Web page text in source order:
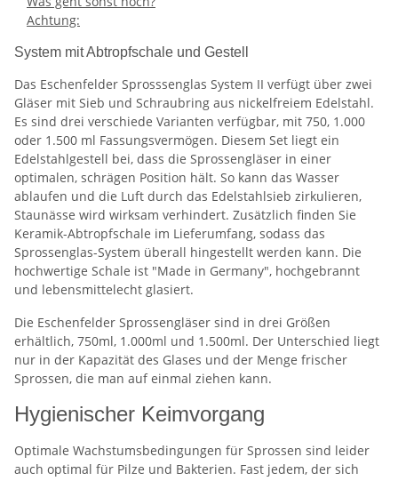
Achtung:
System mit Abtropfschale und Gestell
Das Eschenfelder Sprosssenglas System II verfügt über zwei
Gläser mit Sieb und Schraubring aus nickelfreiem Edelstahl.
Es sind drei verschiede Varianten verfügbar, mit 750, 1.000
oder 1.500 ml Fassungsvermögen. Diesem Set liegt ein
Edelstahlgestell bei, dass die Sprossengläser in einer
optimalen, schrägen Position hält. So kann das Wasser
ablaufen und die Luft durch das Edelstahlsieb zirkulieren,
Staunässe wird wirksam verhindert. Zusätzlich finden Sie
Keramik-Abtropfschale im Lieferumfang, sodass das
Sprossenglas-System überall hingestellt werden kann. Die
hochwertige Schale ist "Made in Germany", hochgebrannt
und lebensmittelecht glasiert.
Die Eschenfelder Sprossengläser sind in drei Größen
erhältlich, 750ml, 1.000ml und 1.500ml. Der Unterschied liegt
nur in der Kapazität des Glases und der Menge frischer
Sprossen, die man auf einmal ziehen kann.
Hygienischer Keimvorgang
Optimale Wachstumsbedingungen für Sprossen sind leider
auch optimal für Pilze und Bakterien. Fast jedem, der sich